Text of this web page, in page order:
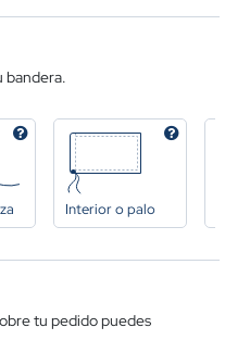
bandera.
Interior o palo
tu pedido puedes